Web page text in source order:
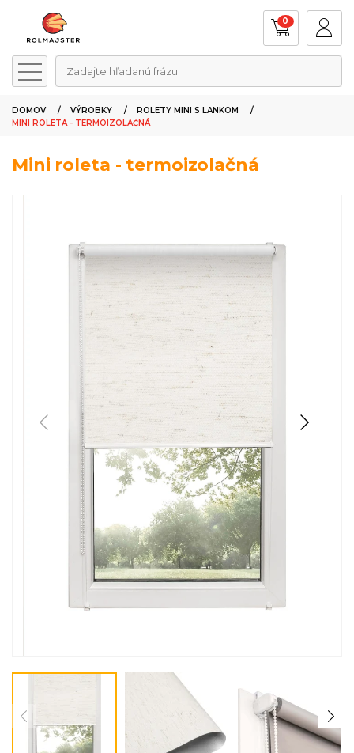
Zadajte hľadanú frázu
0
DOMOV VÝROBKY
ROLETY MINI S LANKOM
MINI ROLETA - TERMOIZOLAČNÁ
Mini roleta - termoizolačná